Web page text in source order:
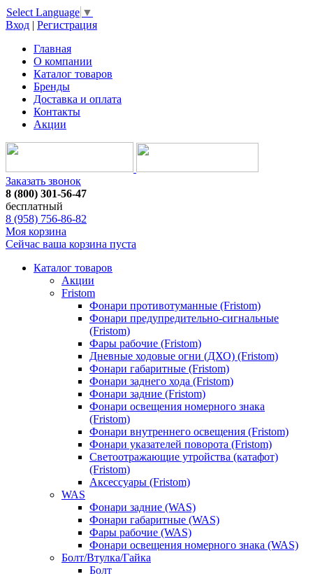
Select Language ▼
Вход | Регистрация
Главная
О компании
Каталог товаров
Бренды
Доставка и оплата
Контакты
Акции
Заказать звонок
8 (800) 301-56-47
бесплатный
8 (958) 756-86-82
Моя корзина
Сейчас ваша корзина пуста
Каталог товаров
Акции
Fristom
Фонари противотуманные (Fristom)
Фонари предупредительно-сигнальные
(Fristom)
Фары рабочие (Fristom)
Дневные ходовые огни (ДХО) (Fristom)
Фонари габаритные (Fristom)
Фонари заднего хода (Fristom)
Фонари задние (Fristom)
Фонари освещения номерного знака
(Fristom)
Фонари внутреннего освещения (Fristom)
Фонари указателей поворота (Fristom)
Светоотражающие утройства (катафот)
(Fristom)
Аксессуары (Fristom)
WAS
Фонари задние (WAS)
Фонари габаритные (WAS)
Фары рабочие (WAS)
Фонари освещения номерного знака (WAS)
Болт/Втулка/Гайка
Болт